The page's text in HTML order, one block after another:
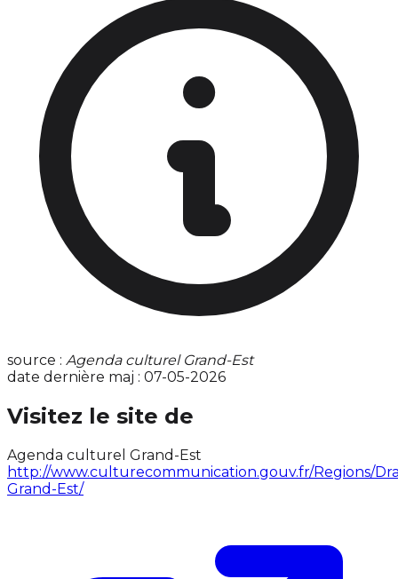
source : Agenda culturel Grand-Est
date dernière maj : 07-05-2026
Visitez le site de
Agenda culturel Grand-Est
http://www.culturecommunication.gouv.fr/Regions/
Grand-Est/